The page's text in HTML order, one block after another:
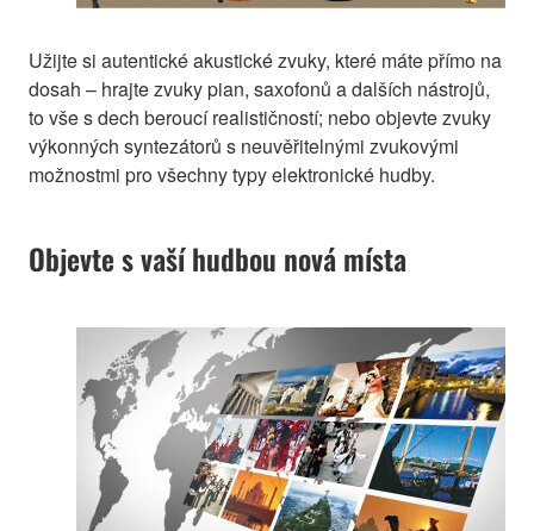
Užijte si autentické akustické zvuky, které máte přímo na
dosah – hrajte zvuky pian, saxofonů a dalších nástrojů,
to vše s dech beroucí realističností; nebo objevte zvuky
výkonných syntezátorů s neuvěřitelnými zvukovými
možnostmi pro všechny typy elektronické hudby.
Objevte s vaší hudbou nová místa